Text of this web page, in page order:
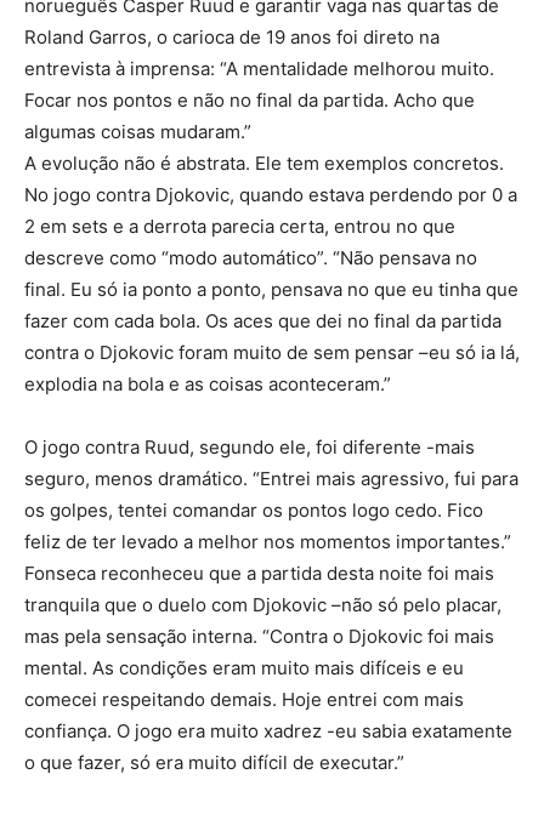
norueguês Casper Ruud e garantir vaga nas quartas de
Roland Garros, o carioca de 19 anos foi direto na
entrevista à imprensa: “A mentalidade melhorou muito.
Focar nos pontos e não no final da partida. Acho que
algumas coisas mudaram.”
A evolução não é abstrata. Ele tem exemplos concretos.
No jogo contra Djokovic, quando estava perdendo por 0 a
2 em sets e a derrota parecia certa, entrou no que
descreve como “modo automático”. “Não pensava no
final. Eu só ia ponto a ponto, pensava no que eu tinha que
fazer com cada bola. Os aces que dei no final da partida
contra o Djokovic foram muito de sem pensar –eu só ia lá,
explodia na bola e as coisas aconteceram.”
O jogo contra Ruud, segundo ele, foi diferente -mais
seguro, menos dramático. “Entrei mais agressivo, fui para
os golpes, tentei comandar os pontos logo cedo. Fico
feliz de ter levado a melhor nos momentos importantes.”
Fonseca reconheceu que a partida desta noite foi mais
tranquila que o duelo com Djokovic –não só pelo placar,
mas pela sensação interna. “Contra o Djokovic foi mais
mental. As condições eram muito mais difíceis e eu
comecei respeitando demais. Hoje entrei com mais
confiança. O jogo era muito xadrez -eu sabia exatamente
o que fazer, só era muito difícil de executar.”